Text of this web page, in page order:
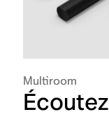
Multiroom